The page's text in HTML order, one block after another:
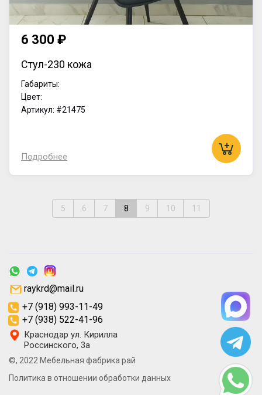
6 300 ₽
Стул-230 кожа
Габариты:
Цвет:
Артикул: #21475
Подробнее
5 6 7 8 9 10 11
©, 2022 Мебельная фабрика рай
Политика в отношении обработки данных
Краснодар ул. Кирилла
Россинского, 3а
+7 (918) 993-11-49
+7 (938) 522-41-96
raykrd@mail.ru